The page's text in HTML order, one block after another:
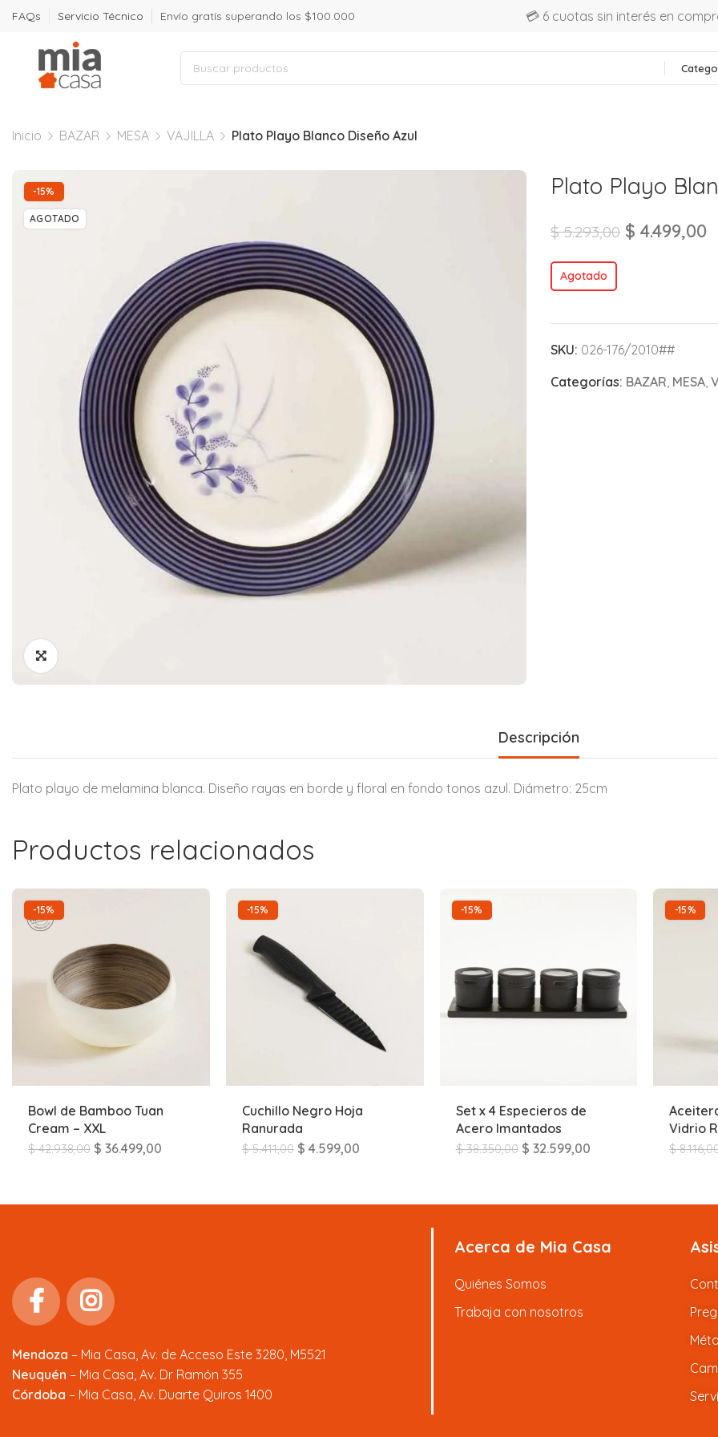
FAQs Servicio Técnico Envío gratís superando los $100.000 💳 6 cuotas sin interés en
Inicio BAZAR MESA VAJILLA Plato Playo Blanco Diseño Azul
-15%
AGOTADO
Plato Playo
$5.293,00 $ 4.499,00
Agotado
SKU: 026-176/2010##
Categorías: BAZAR MESA
Descripción
Plato playo de melamina blanca. Diseño rayas en borde y floral en fondo tonos azul. Diámetro: 25cm
Productos relacionados
-15%
Bowl de Bamboo Tuan
Cream – XXL
$42.938,00 $ 36.499,00
-15%
Cuchillo Negro Hoja
Ranurada
$5.411,00 $ 4.599,00
-15%
Set x 4 Especieros de
Acero Imantados
$38.350,00 $ 32.599,00
-15%
Vidrio
$
Mendoza – Mia Casa, Av. de Acceso Este 3280, M5521
Neuquén – Mia Casa, Av. Dr Ramón 355
Córdoba – Mia Casa, Av. Duarte Quiros 1400
Acerca de Mia Casa
Quiénes Somos
Trabaja con nosotros